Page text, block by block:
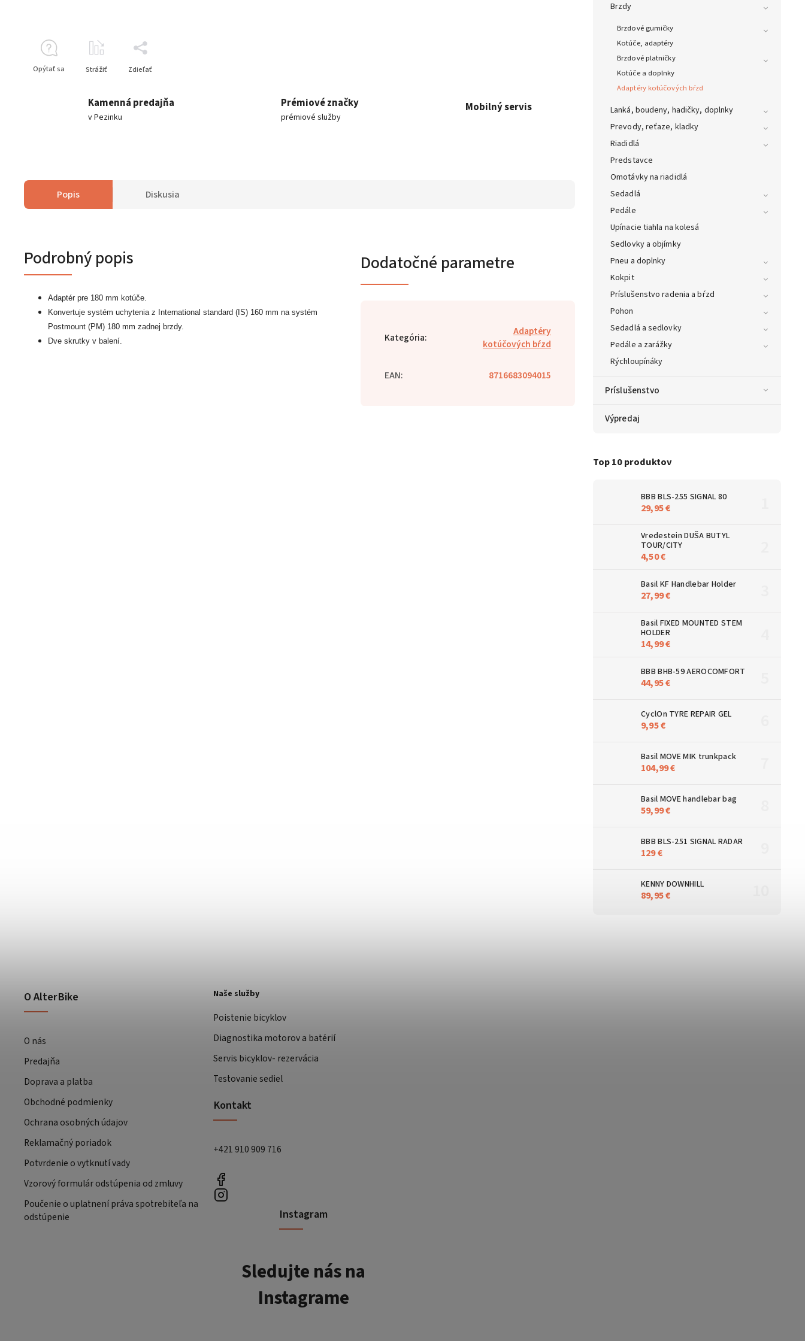
Brzdy
Brzdové gumičky
Kotúče, adaptéry
Brzdové platničky
Kotúče a doplnky
Adaptéry kotúčových bŕzd
Lanká, boudeny, hadičky, doplnky
Prevody, reťaze, kladky
Riadidlá
Predstavce
Omotávky na riadidlá
Sedadlá
Pedále
Upínacie tiahla na kolesá
Sedlovky a objímky
Pneu a doplnky
Kokpit
Príslušenstvo radenia a bŕzd
Pohon
Sedadlá a sedlovky
Pedále a zarážky
Rýchloupínáky
Príslušenstvo
Výpredaj
Top 10 produktov
BBB BLS-255 SIGNAL 80
29,95 €
Vredestein DUŠA BUTYL
TOUR/CITY
4,50 €
Basil KF Handlebar Holder
27,99 €
Basil FIXED MOUNTED STEM
HOLDER
14,99 €
BBB BHB-59 AEROCOMFORT
44,95 €
CyclOn TYRE REPAIR GEL
9,95 €
Basil MOVE MIK trunkpack
104,99 €
Basil MOVE handlebar bag
59,99 €
BBB BLS-251 SIGNAL RADAR
129 €
KENNY DOWNHILL
89,95 €
Opýtať sa Strážiť Zdieľať
Kamenná predajňa
v Pezinku
Prémiové značky
prémiové služby
Mobilný servis
Popis Diskusia
Podrobný popis
Adaptér pre 180 mm kotúče.
Konvertuje systém uchytenia z International standard (IS) 160 mm na systém
Postmount (PM) 180 mm zadnej brzdy.
Dve skrutky v balení.
Dodatočné parametre
Kategória:
Adaptéry
kotúčových bŕzd
EAN: 8716683094015
O AlterBike
O nás
Predajňa
Doprava a platba
Obchodné podmienky
Ochrana osobných údajov
Reklamačný poriadok
Potvrdenie o vytknutí vady
Vzorový formulár odstúpenia od zmluvy
Poučenie o uplatnení práva spotrebiteľa na
odstúpenie
Naše služby
Poistenie bicyklov
Diagnostika motorov a batérií
Servis bicyklov- rezervácia
Testovanie sediel
Kontakt
+421 910 909 716
Instagram
Sledujte nás na
Instagrame